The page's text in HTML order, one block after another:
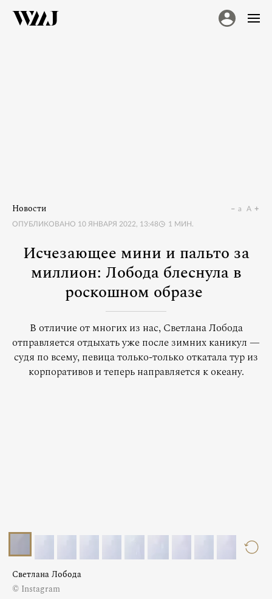
Новости
ОПУБЛИКОВАНО 10 ЯНВАРЯ 2022, 13:48 1 МИН.
a A
Исчезающее мини и пальто за
миллион: Лобода блеснула в
роскошном образе
В отличие от многих из нас, Светлана Лобода
отправляется отдыхать уже после зимних каникул —
судя по всему, певица только-только откатала тур из
корпоративов и теперь направляется к океану.
Светлана Лобода
© Instagram